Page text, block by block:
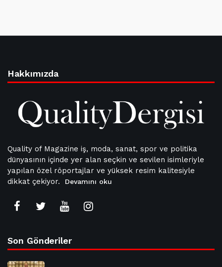
Hakkımızda
Quality of Magazine iş, moda, sanat, spor ve politika
dünyasının içinde yer alan seçkin ve sevilen isimleriyle
yapılan özel röportajlar ve yüksek resim kalitesiyle
dikkat çekiyor.
Devamını oku
Son Gönderiler